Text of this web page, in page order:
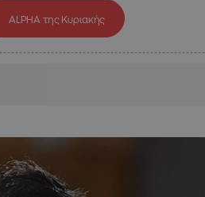
ALPHA της Κυριακής